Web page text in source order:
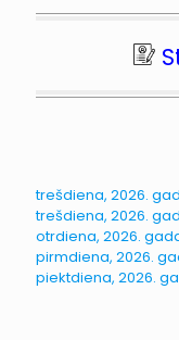
trešdiena, 2026.
trešdiena, 2026.
otrdiena, 2026.
pirmdiena, 2026.
piektdiena, 2026.